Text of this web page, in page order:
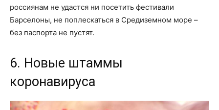
россиянам не удастся ни посетить фестивали
Барселоны, не поплескаться в Средиземном море –
без паспорта не пустят.
6. Новые штаммы
коронавируса